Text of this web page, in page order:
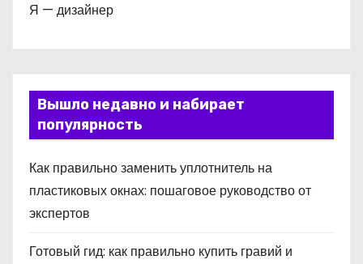
Я — дизайнер
Вышло недавно и набирает
популярность
Как правильно заменить уплотнитель на
пластиковых окнах: пошаговое руководство от
экспертов
Готовый гид: как правильно купить гравий и